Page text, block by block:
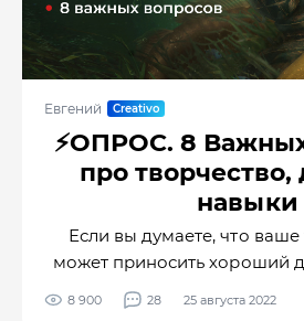
Евгений
⚡️ОПРОС. 8
про творчество,
навыки
Если вы думаете, что ваше
может приносить хороший
доход, то скорее всего у
самооценка – вы
8 900 28 25 августа 2022